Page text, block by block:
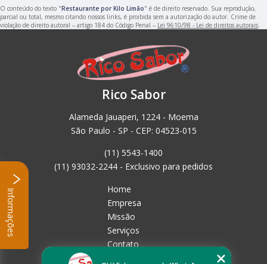
O conteúdo do texto "Restaurante por Kilo Limão" é de direito reservado. Sua reprodução,
parcial ou total, mesmo citando nossos links, é proibida sem a autorização do autor. Crime de
violação de direito autoral – artigo 184 do Código Penal – Lei 9610/98 - Lei de direitos autorais.
Rico Sabor
Alameda Jauaperi, 1224 - Moema
São Paulo - SP - CEP: 04523-015
(11) 5543-1400
(11) 93032-2244 - Exclusivo para pedidos
Home
Empresa
Missão
Serviços
Contato
Informações